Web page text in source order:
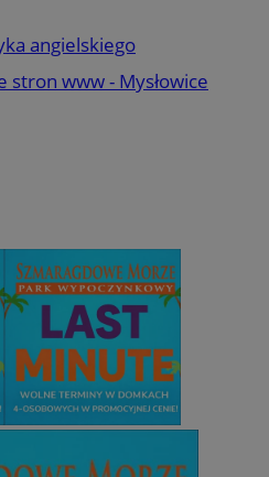
angielskiego
stron www - Mysłowice